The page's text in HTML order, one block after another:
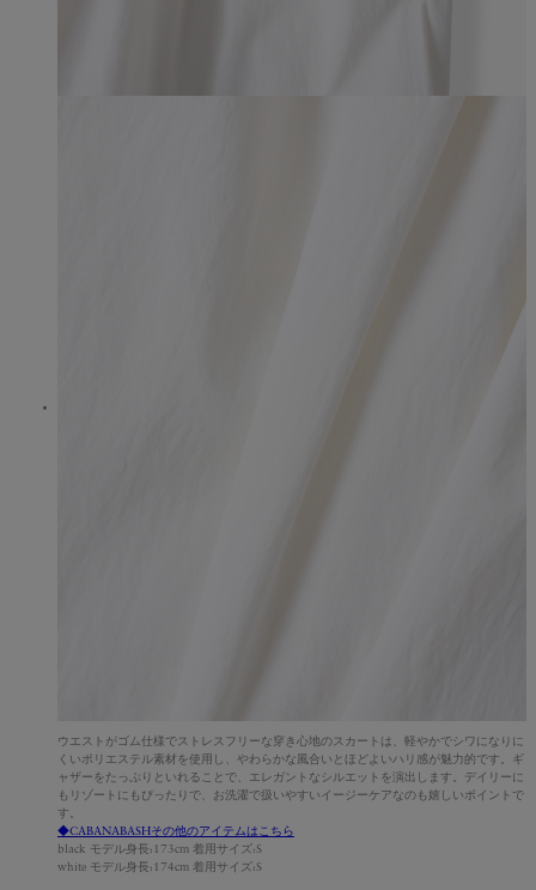
ウエストがゴム仕様でストレスフリーな穿き心地のスカートは、軽やかでシワになりに
くいポリエステル素材を使用し、やわらかな風合いとほどよいハリ感が魅力的です。ギ
ャザーをたっぷりといれることで、エレガントなシルエットを演出します。デイリーに
もリゾートにもぴったりで、お洗濯で扱いやすいイージーケアなのも嬉しいポイントで
す。
◆CABANABASHその他のアイテムはこちら
black モデル身長:173cm 着用サイズ:S
white モデル身長:174cm 着用サイズ:S